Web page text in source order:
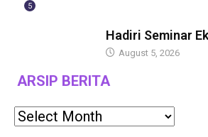
5
Hadiri Seminar
August 5, 2026
ARSIP BERITA